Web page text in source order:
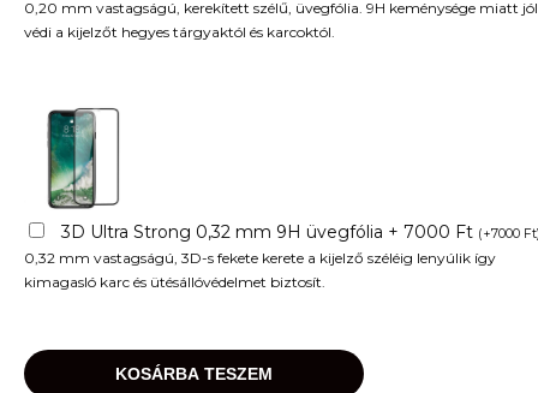
0,20 mm vastagságú, kerekített szélű, üvegfólia. 9H keménysége miatt jól
védi a kijelzőt hegyes tárgyaktól és karcoktól.
3D Ultra Strong 0,32 mm 9H üvegfólia + 7000 Ft (+7000 Ft
0,32 mm vastagságú, 3D-s fekete kerete a kijelző széléig lenyúlik így
kimagasló karc és ütésállóvédelmet biztosít.
KOSÁRBA TESZEM